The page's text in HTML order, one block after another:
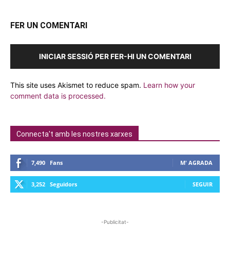
FER UN COMENTARI
INICIAR SESSIÓ PER FER-HI UN COMENTARI
This site uses Akismet to reduce spam. Learn how your
comment data is processed.
Connecta't amb les nostres xarxes
7,490 Fans M' AGRADA
3,252 Seguidors SEGUIR
-Publicitat-